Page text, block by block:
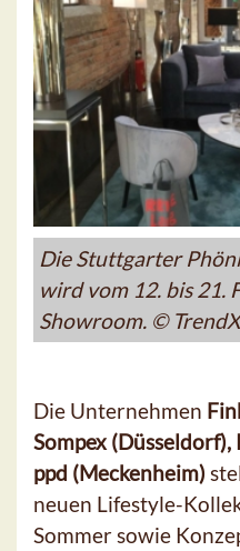
Die Stuttgarter
wird vom 12. bis 21.
Showroom. ©
Die Unternehmen
Sompex
ppd (Meckenheim)
neuen Lifestyle-
Sommer sowie